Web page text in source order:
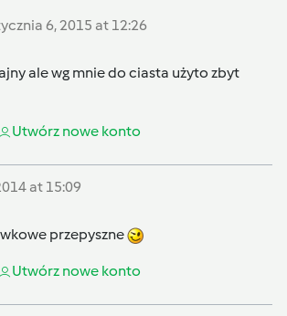
6, 2015 at 12:26
ale wg mnie do ciasta użyto zbyt
Utwórz nowe konto
at 15:09
przepyszne
Utwórz nowe konto